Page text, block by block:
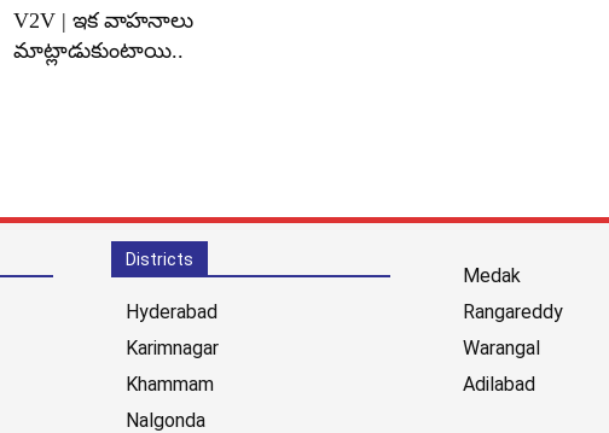
V2V | ఇక వాహనాలు
మాట్లాడుకుంటాయి..
Districts
Hyderabad
Karimnagar
Khammam
Nalgonda
Medak
Rangareddy
Warangal
Adilabad